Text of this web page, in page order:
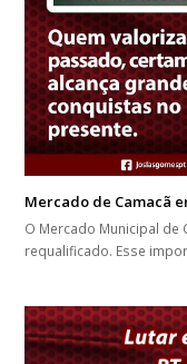
Mercado de Camacã
O Mercado Municipal
requalificado. Esse